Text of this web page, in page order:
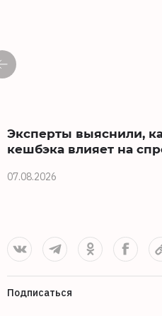
Эксперты выяснили,
кешбэка влияет на
07.08.2026
Подписаться